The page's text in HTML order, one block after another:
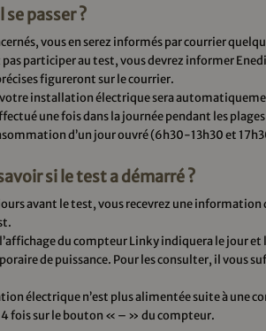
passer ?
vous en serez informés par courrier
participer au test, vous devrez informer
figureront sur le courrier.
installation électrique sera
une fois dans la journée pendant les
d’un jour ouvré (6h30-13h30 et
si le test a démarré ?
avant le test, vous recevrez une information
du compteur Linky indiquera le jour et
de puissance. Pour les consulter, il vous
électrique n’est plus alimentée suite à une
fois sur le bouton « – » du compteur.